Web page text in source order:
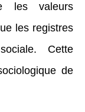
les valeurs
les registres
Cette
de